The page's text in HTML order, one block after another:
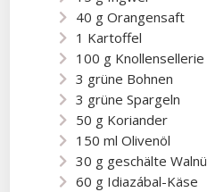
40 g Orangensaft
1 Kartoffel
100 g Knollensellerie
3 grüne Bohnen
3 grüne Spargeln
50 g Koriander
150 ml Olivenöl
30 g geschälte
60 g Idiazábal-Käse